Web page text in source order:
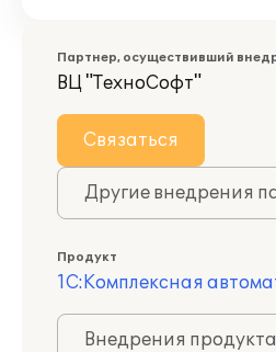
Партнер, осуществивший
ВЦ "ТехноСофт"
Связаться
Другие внедрения
Продукт
1С:Комплексная
Внедрения